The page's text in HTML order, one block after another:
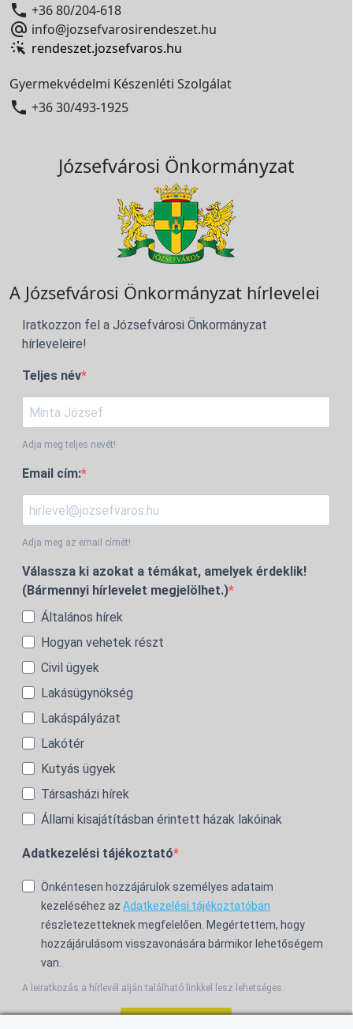
 +36 80/204-618
 info@jozsefvarosirendeszet.hu
rendeszet.jozsefvaros.hu
Gyermekvédelmi Készenléti Szolgálat
 +36 30/493-1925
Józsefvárosi Önkormányzat
A Józsefvárosi Önkormányzat hírlevelei
Iratkozzon fel a Józsefvárosi Önkormányzat
hírleveleire!
Teljes név
Adja meg teljes nevét!
Email cím:
Adja meg az email címét!
Válassza ki azokat a témákat, amelyek érdeklik!
(Bármennyi hírlevelet megjelölhet.)
Általános hírek
Hogyan vehetek részt
Civil ügyek
Lakásügynökség
Lakáspályázat
Lakótér
Kutyás ügyek
Társasházi hírek
Állami kisajátításban érintett házak lakóinak
Adatkezelési tájékoztató
Önkéntesen hozzájárulok személyes adataim
kezeléséhez az Adatkezelési tájékoztatóban
részletezetteknek megfelelően. Megértettem, hogy
hozzájárulásom visszavonására bármikor lehetőségem
van.
A leiratkozás a hírlevél alján található linkkel lesz lehetséges.